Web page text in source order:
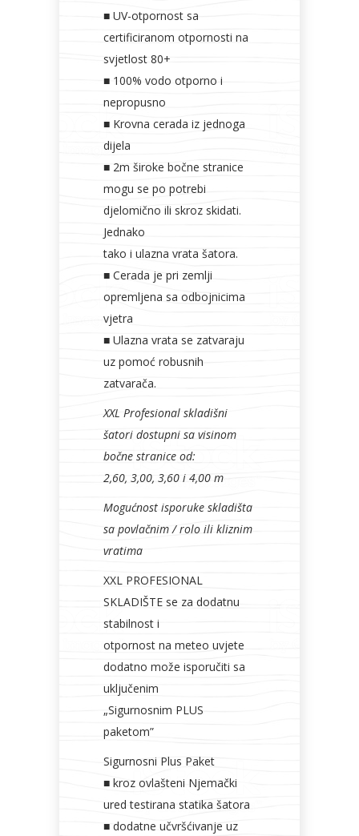
■ UV-otpornost sa
certificiranom otpornosti na
svjetlost 80+
■ 100% vodo otporno i
nepropusno
■ Krovna cerada iz jednoga
dijela
■ 2m široke bočne stranice
mogu se po potrebi
djelomično ili skroz skidati.
Jednako
tako i ulazna vrata šatora.
■ Cerada je pri zemlji
opremljena sa odbojnicima
vjetra
■ Ulazna vrata se zatvaraju
uz pomoć robusnih
zatvarača.
XXL Profesional skladišni
šatori dostupni sa visinom
bočne stranice od:
2,60, 3,00, 3,60 i 4,00 m
Mogućnost isporuke skladišta
sa povlačnim / rolo ili kliznim
vratima
XXL PROFESIONAL
SKLADIŠTE se za dodatnu
stabilnost i
otpornost na meteo uvjete
dodatno može isporučiti sa
uključenim
„Sigurnosnim PLUS
paketom”
Sigurnosni Plus Paket
■ kroz ovlašteni Njemački
ured testirana statika šatora
■ dodatne učvršćivanje uz